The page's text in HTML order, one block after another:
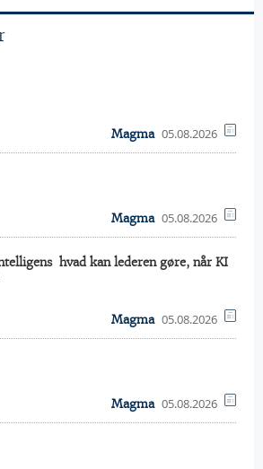
Magma 05.08.2026
Magma 05.08.2026
 hvad kan lederen gøre, når KI
Magma 05.08.2026
Magma 05.08.2026